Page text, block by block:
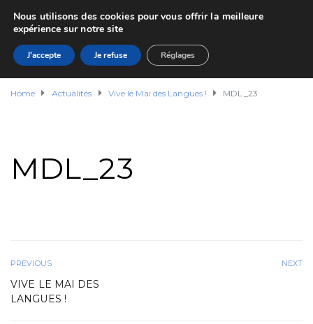
Home Actualités Vive le Mai des Langues ! MDL_23
MDL_23
PREVIOUS
VIVE LE MAI DES
LANGUES !
NEXT
Nous utilisons des cookies pour vous offrir la meilleure
expérience sur notre site
J'accepte Je refuse Réglages